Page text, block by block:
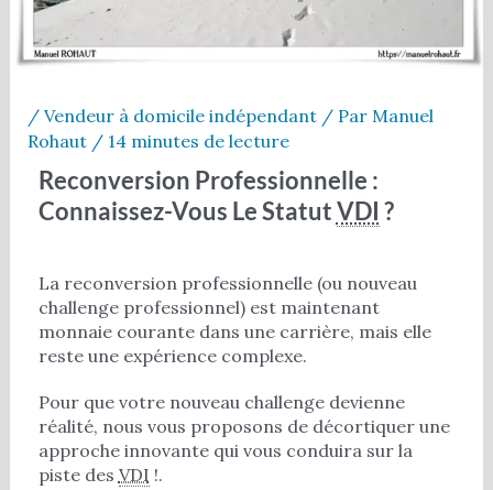
/ Vendeur à domicile indépendant/ Par Manuel
Rohaut / 14 minutes de lecture
Reconversion Professionnelle :
Connaissez-Vous Le StatutVDI ?
La reconversion professionnelle (ou nouveau
challenge professionnel) est maintenant
monnaie courante dans une carrière, mais elle
reste une expérience complexe.
Pour que votre nouveau challenge devienne
réalité, nous vous proposons de décortiquer une
approche innovante qui vous conduira sur la
piste des VDI !.